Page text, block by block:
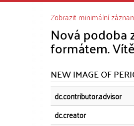
Zobrazit minimální
Nová podoba
formátem.
NEW IMAGE OF
dc.contributor.advisor
dc.creator